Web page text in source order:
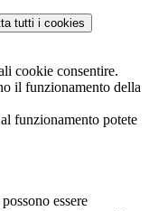
tutti i cookies
cookie consentire.
il funzionamento della
funzionamento potete
essere